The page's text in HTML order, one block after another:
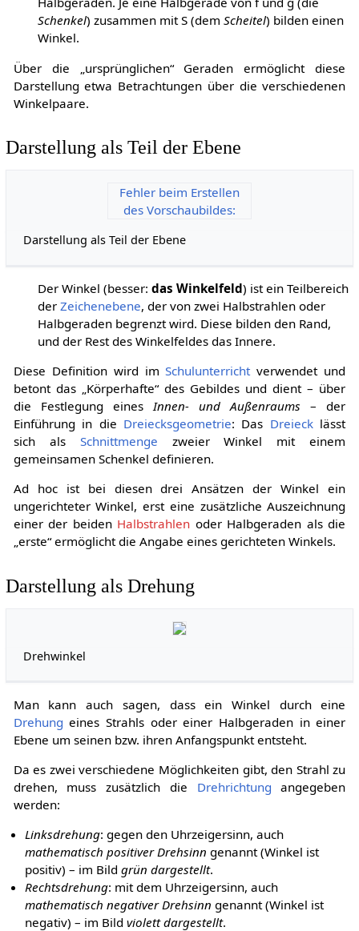
Schenkel) zusammen mitS(dem Scheitel) bilden einen
Winkel.
Über die „ursprünglichen“ Geraden ermöglicht diese
Darstellung etwa Betrachtungen über die verschiedenen
Winkelpaare.
Darstellung als Teil der Ebene
Fehler beim Erstellen
des Vorschaubildes:
Darstellung als Teil der Ebene
Der Winkel (besser: das Winkelfeld) ist ein Teilbereich
der Zeichenebene, der von zwei Halbstrahlen oder
Halbgeraden begrenzt wird. Diese bilden den Rand,
und der Rest des Winkelfeldes das Innere.
Diese Definition wird imSchulunterrichtverwendet und
betont das „Körperhafte“ des Gebildes und dient – über
die Festlegung einesInnen- und Außenraums – der
Einführung in die Dreiecksgeometrie: Das Dreiecklässt
sich als Schnittmenge zweier Winkel mit einem
gemeinsamen Schenkel definieren.
Ad hoc ist bei diesen drei Ansätzen der Winkel ein
ungerichteter Winkel, erst eine zusätzliche Auszeichnung
einer der beiden Halbstrahlen oder Halbgeraden als die
„erste“ ermöglicht die Angabe eines gerichteten Winkels.
Darstellung als Drehung
Drehwinkel
Man kann auch sagen, dass ein Winkel durch eine
Drehung eines Strahls oder einer Halbgeraden in einer
Ebene um seinen bzw. ihren Anfangspunkt entsteht.
Da es zwei verschiedene Möglichkeiten gibt, den Strahl zu
drehen, muss zusätzlich die Drehrichtung angegeben
werden:
Linksdrehung: gegen den Uhrzeigersinn, auch
mathematisch positiver Drehsinn genannt (Winkel ist
positiv) – im Bildgrün dargestellt.
Rechtsdrehung: mit dem Uhrzeigersinn, auch
mathematisch negativer Drehsinn genannt (Winkel ist
negativ) – im Bildviolett dargestellt.